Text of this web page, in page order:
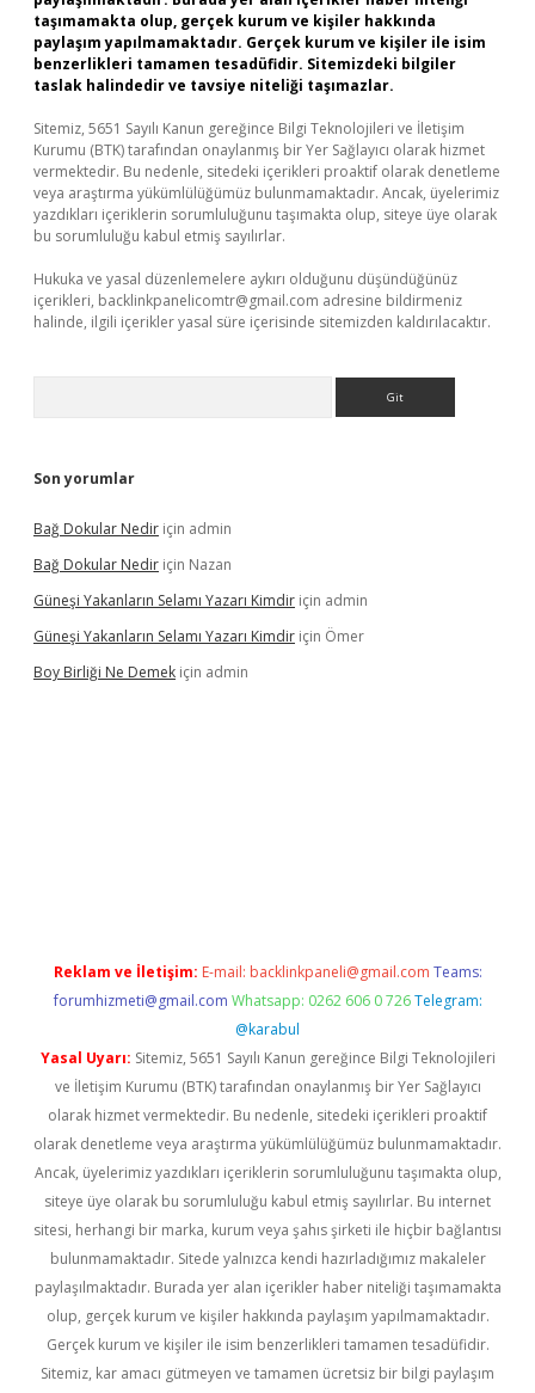
taşımamakta olup, gerçek kurum ve kişiler hakkında
paylaşım yapılmamaktadır. Gerçek kurum ve kişiler ile isim
benzerlikleri tamamen tesadüfidir. Sitemizdeki bilgiler
taslak halindedir ve tavsiye niteliği taşımazlar.
Sitemiz, 5651 Sayılı Kanun gereğince Bilgi Teknolojileri ve İletişim
Kurumu (BTK) tarafından onaylanmış bir Yer Sağlayıcı olarak hizmet
vermektedir. Bu nedenle, sitedeki içerikleri proaktif olarak denetleme
veya araştırma yükümlülüğümüz bulunmamaktadır. Ancak, üyelerimiz
yazdıkları içeriklerin sorumluluğunu taşımakta olup, siteye üye olarak
bu sorumluluğu kabul etmiş sayılırlar.
Hukuka ve yasal düzenlemelere aykırı olduğunu düşündüğünüz
içerikleri, backlinkpanelicomtr@gmail.com adresine bildirmeniz
halinde, ilgili içerikler yasal süre içerisinde sitemizden kaldırılacaktır.
Son yorumlar
Bağ Dokular Nedir için admin
Bağ Dokular Nedir için Nazan
Güneşi Yakanların Selamı Yazarı Kimdir için admin
Güneşi Yakanların Selamı Yazarı Kimdir için Ömer
Boy Birliği Ne Demek için admin
Reklam ve İletişim: E-mail: backlinkpaneli@gmail.com Teams:
forumhizmeti@gmail.com Whatsapp: 0262 606 0 726 Telegram:
@karabul
Yasal Uyarı: Sitemiz, 5651 Sayılı Kanun gereğince Bilgi Teknolojileri
ve İletişim Kurumu (BTK) tarafından onaylanmış bir Yer Sağlayıcı
olarak hizmet vermektedir. Bu nedenle, sitedeki içerikleri proaktif
olarak denetleme veya araştırma yükümlülüğümüz bulunmamaktadır.
Ancak, üyelerimiz yazdıkları içeriklerin sorumluluğunu taşımakta olup,
siteye üye olarak bu sorumluluğu kabul etmiş sayılırlar. Bu internet
sitesi, herhangi bir marka, kurum veya şahıs şirketi ile hiçbir bağlantısı
bulunmamaktadır. Sitede yalnızca kendi hazırladığımız makaleler
paylaşılmaktadır. Burada yer alan içerikler haber niteliği taşımamakta
olup, gerçek kurum ve kişiler hakkında paylaşım yapılmamaktadır.
Gerçek kurum ve kişiler ile isim benzerlikleri tamamen tesadüfidir.
Sitemiz, kar amacı gütmeyen ve tamamen ücretsiz bir bilgi paylaşım